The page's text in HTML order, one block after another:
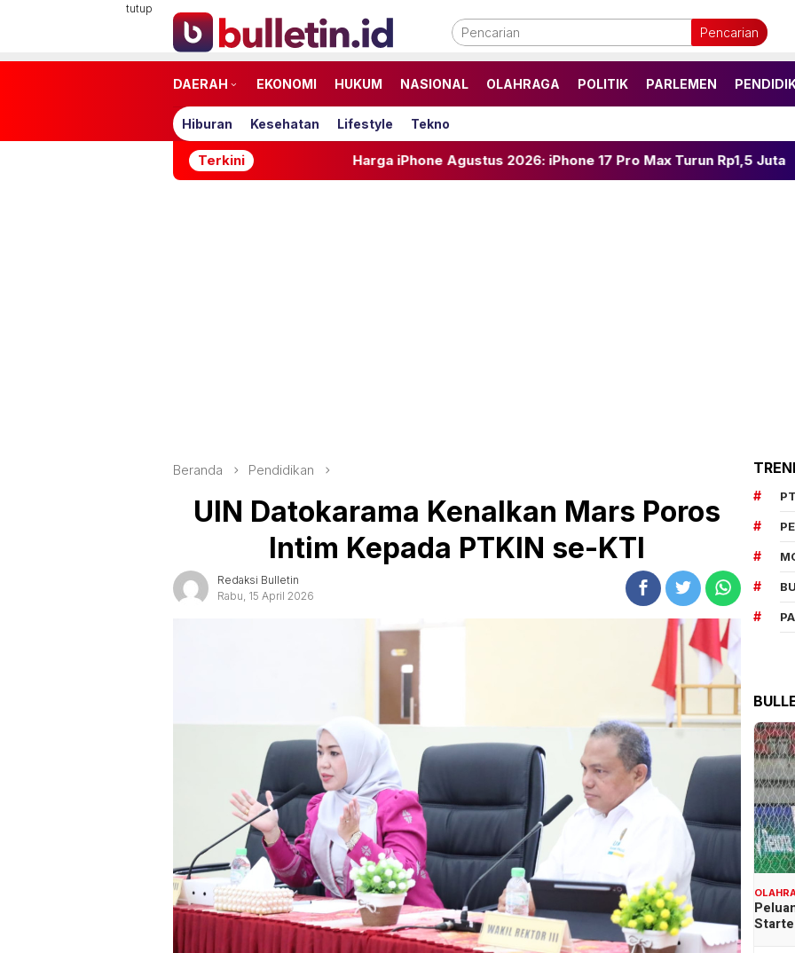
tutup
Pencarian
DAERAH EKONOMI HUKUM NASIONAL OLAHRAGA POLITIK PARLEMEN
Hiburan Kesehatan Lifestyle Tekno
Terkini Harga iPhone Agustus 2026: iPhone 17 Pro Max Turun Rp1,5 Juta Seo
Beranda Pendidikan
UIN Datokarama Kenalkan Mars Poros
Intim Kepada PTKIN se-KTI
Redaksi Bulletin
Rabu, 15 April 2026